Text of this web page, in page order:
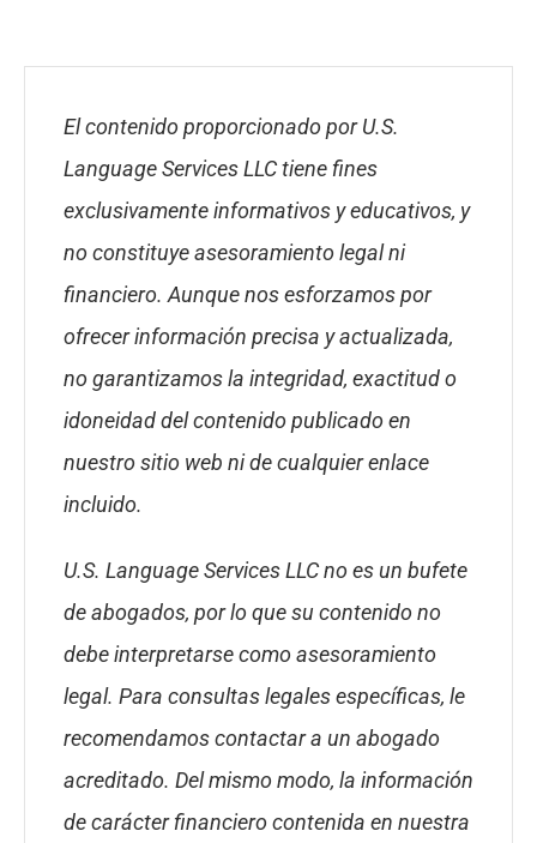
El contenido proporcionado por U.S.
Language Services LLC tiene fines
exclusivamente informativos y educativos, y
no constituye asesoramiento legal ni
financiero. Aunque nos esforzamos por
ofrecer información precisa y actualizada,
no garantizamos la integridad, exactitud o
idoneidad del contenido publicado en
nuestro sitio web ni de cualquier enlace
incluido.
U.S. Language Services LLC no es un bufete
de abogados, por lo que su contenido no
debe interpretarse como asesoramiento
legal. Para consultas legales específicas, le
recomendamos contactar a un abogado
acreditado. Del mismo modo, la información
de carácter financiero contenida en nuestra